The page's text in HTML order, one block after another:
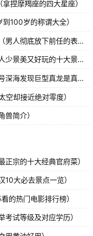
捏摩羯座的四大星座）
100岁的称谓大全）
男人真正放下女人的五大表现（男人彻底放下前任的表现）
河北旅游必去十大景点排名（人少景美又好玩的十大景点）
蛟龙号潜水员吓疯事件（蛟龙号深海发现巨型真龙是真的吗）
空却接近绝对零度）
简介）
宗的十大经典官府菜）
大必去景点一览）
的热门电影排行榜）
试等级及对应学历）